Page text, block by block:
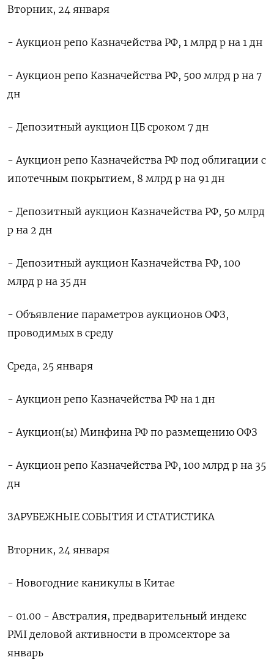
Вторник, 24 января
- Аукцион репо Казначейства РФ, 1 млрд р на 1 дн
- Аукцион репо Казначейства РФ, 500 млрд р на 7
дн
- Депозитный аукцион ЦБ сроком 7 дн
- Аукцион репо Казначейства РФ под облигации с
ипотечным покрытием, 8 млрд р на 91 дн
- Депозитный аукцион Казначейства РФ, 50 млрд
р на 2 дн
- Депозитный аукцион Казначейства РФ, 100
млрд р на 35 дн
- Объявление параметров аукционов ОФЗ,
проводимых в среду
Среда, 25 января
- Аукцион репо Казначейства РФ на 1 дн
- Аукцион(ы) Минфина РФ по размещению ОФЗ
- Аукцион репо Казначейства РФ, 100 млрд р на 35
дн
ЗАРУБЕЖНЫЕ СОБЫТИЯ И СТАТИСТИКА
Вторник, 24 января
- Новогодние каникулы в Китае
- 01.00 - Австралия, предварительный индекс
PMI деловой активности в промсекторе за
январь